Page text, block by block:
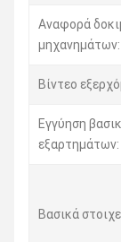
Αναφορά
μηχανημάτων:
Βίντεο
Εγγύηση
εξαρτημάτων:
Βασικά